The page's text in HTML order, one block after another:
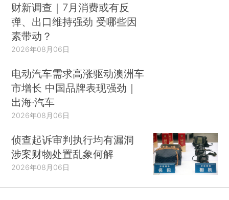
财新调查｜7月消费或有反
弹、出口维持强劲 受哪些因
素带动？
2026年08月06日
电动汽车需求高涨驱动澳洲车
市增长 中国品牌表现强劲｜
出海·汽车
2026年08月06日
侦查起诉审判执行均有漏洞
涉案财物处置乱象何解
2026年08月06日